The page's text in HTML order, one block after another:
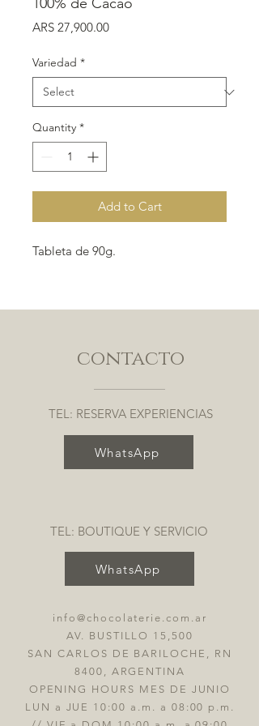
100% de Cacao
ARS 27,900.00Price
Variedad *
Quantity *
Add to Cart
Tableta de 90g.
contacto
TEL: RESERVA EXPERIENCIAS
WhatsApp
TEL: BOUTIQUE Y SERVICIO
WhatsApp
info@chocolaterie.com.ar
AV. BUSTILLO 15,500
SAN CARLOS DE BARILOCHE, RN
8400, ARGENTINA
OPENING HOURS MES DE JUNIO
LUN a JUE 10:00 a.m. a 08:00 p.m.